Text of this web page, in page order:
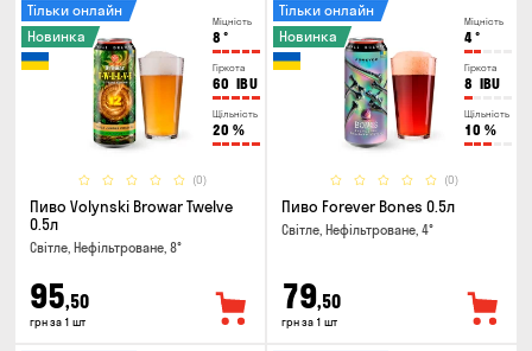
Міцність
8 °
Гіркота
60 IBU
Щільність
20 %
(0)
Тільки онлайн
Новинка
Пиво Volynski Browar Twelve
0.5л
Світле, Нефільтроване, 8°
95,50
грн за 1 шт
Міцність
4°
Гіркота
8 IBU
Щільність
10 %
(0)
Тільки онлайн
Новинка
Пиво Forever Bones 0.5л
Світле, Нефільтроване, 4°
79,50
грн за 1 шт